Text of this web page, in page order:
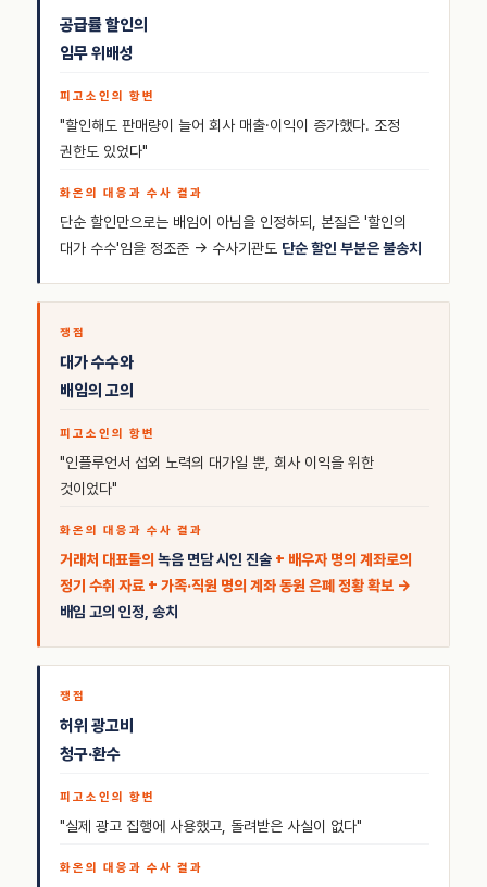
공급률 할인의
임무 위배성
"할인해도 판매량이 늘어 회사 매출·이익이 증가했다. 조정
권한도 있었다"
단순 할인만으로는 배임이 아님을 인정하되, 본질은 '할인의
대가 수수'임을 정조준 → 수사기관도 단순 할인 부분은 불송치
대가 수수와
배임의 고의
"인플루언서 섭외 노력의 대가일 뿐, 회사 이익을 위한
것이었다"
거래처 대표들의 녹음 면담 시인 진술 + 배우자 명의 계좌로의
정기 수취 자료 + 가족·직원 명의 계좌 동원 은폐 정황 확보 →
배임 고의 인정, 송치
허위 광고비
청구·환수
"실제 광고 집행에 사용했고, 돌려받은 사실이 없다"